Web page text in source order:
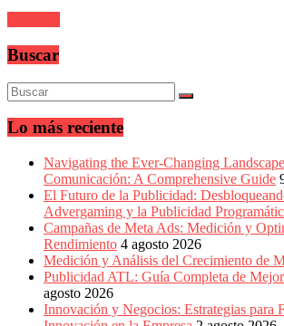
Latina
Una
estratégica
y
versátil
del
Marketing
LATAM
Bitácora
social
Mercadeo
Interactivo,
Medios,
Publicidad,
Buscar
Lo más reciente
Navigating the Ever-Changing
Comunicación: A Comprehensive Guide
El Futuro de la Publicidad:
Advergaming y la Publicidad
Campañas de Meta Ads: Medición y
Rendimiento 4 agosto 2026
Medición y Análisis del Crecimiento de
Publicidad ATL: Guía Completa de
agosto 2026
Innovación y Negocios: Estrategias para